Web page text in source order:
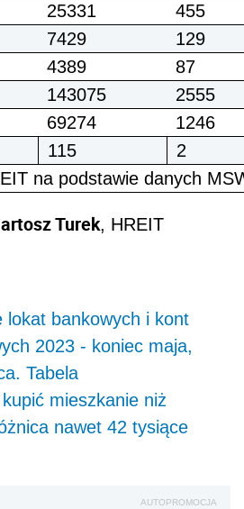
25331
455
7429
129
4389
87
143075
2555
69274
1246
115
2
na podstawie danych
Turek, HREIT
lokat bankowych i kont
2023 - koniec maja,
Tabela
mieszkanie niż
nawet 42 tysiące
AUTOPROMOCJA